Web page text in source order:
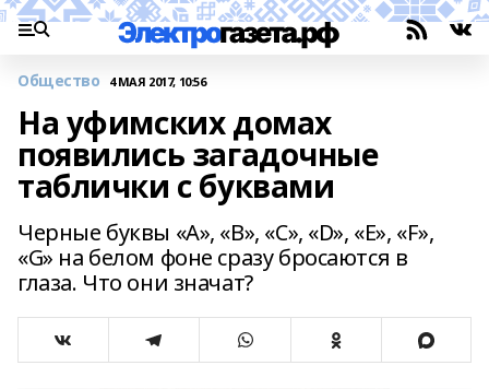
Общество 4 МАЯ 2017, 10:56
На уфимских домах
появились загадочные
таблички с буквами
Черные буквы «A», «B», «C», «D», «E», «F»,
«G» на белом фоне сразу бросаются в
глаза. Что они значат?